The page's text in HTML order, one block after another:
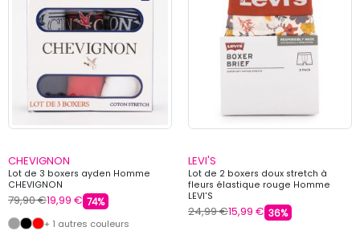
CHEVIGNON
Lot de 3 boxers ayden Homme
CHEVIGNON
79,90 €19,99 € 74%
+ 1 autres couleurs
LEVI'S
Lot de 2 boxers doux stretch à
fleurs élastique rouge Homme
LEVI'S
24,99 €15,99 € 36%